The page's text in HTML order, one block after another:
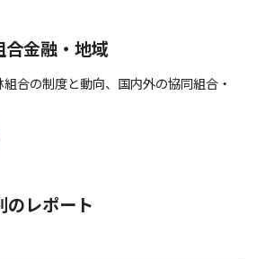
金融・地域
合の制度と動向、国内外の協同組合・
のレポート